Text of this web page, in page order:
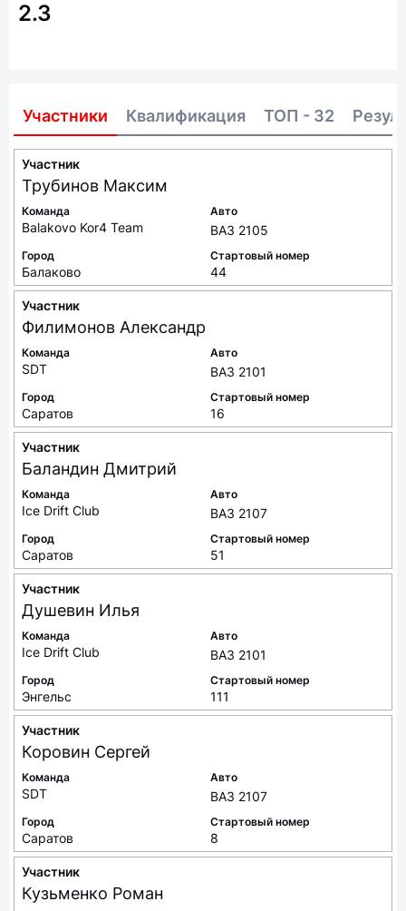
2.3
Участники Квалификация ТОП - 32
Участник
Трубинов Максим
Команда
Balakovo Kor4 Team
Авто
ВАЗ 2105
Город
Балаково
Стартовый номер
44
Участник
Филимонов Александр
Команда
SDT
Авто
ВАЗ 2101
Город
Саратов
Стартовый номер
16
Участник
Баландин Дмитрий
Команда
Ice Drift Club
Авто
ВАЗ 2107
Город
Саратов
Стартовый номер
51
Участник
Душевин Илья
Команда
Ice Drift Club
Авто
ВАЗ 2101
Город
Энгельс
Стартовый номер
111
Участник
Коровин Сергей
Команда
SDT
Авто
ВАЗ 2107
Город
Саратов
Стартовый номер
8
Участник
Кузьменко Роман